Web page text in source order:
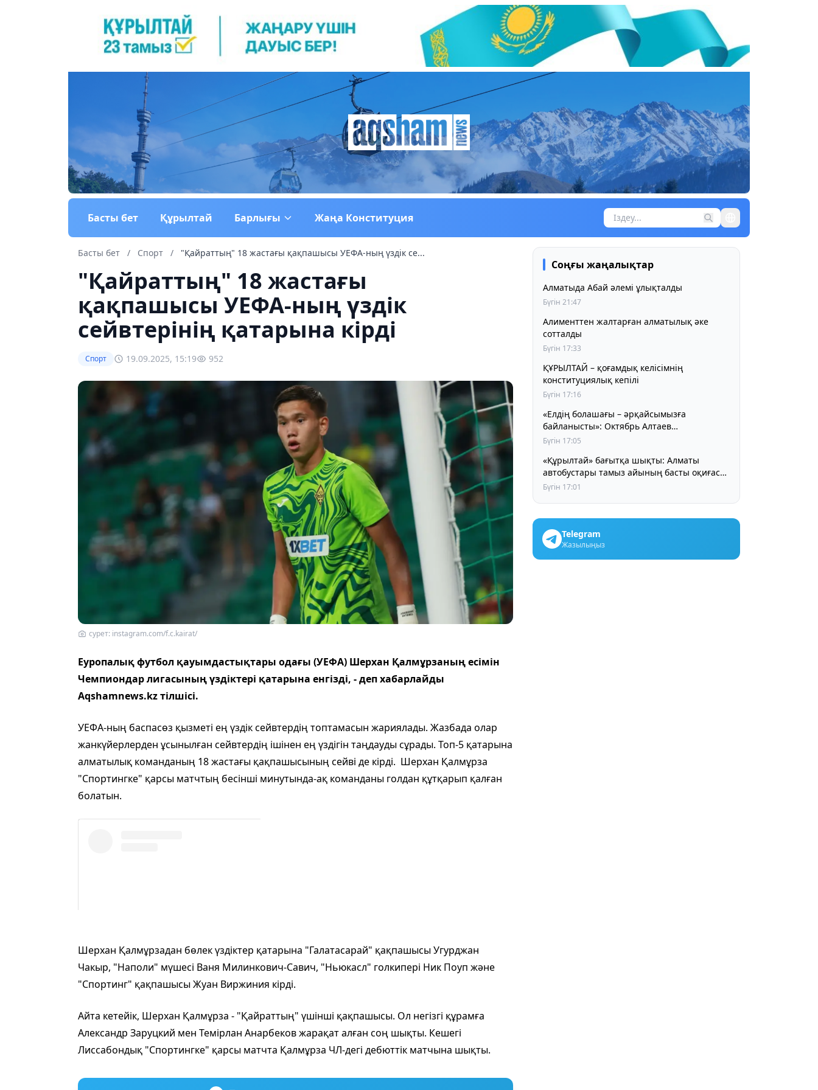
Басты бет Құрылтай Барлығы Жаңа Конституция
Басты бет / Спорт / "Қайраттың" 18 жастағы қақпашысы УЕФА-ның үздік се...
"Қайраттың" 18 жастағы
қақпашысы УЕФА-ның үздік
сейвтерінің қатарына кірді
Спорт 19.09.2025, 15:19 952
сурет: instagram.com/f.c.kairat/
Еуропалық футбол қауымдастықтары одағы (УЕФА) Шерхан Қалмұрзаның есімін
Чемпиондар лигасының үздіктері қатарына енгізді, - деп хабарлайды
Аqshamnews.kz тілшісі.
УЕФА-ның баспасөз қызметі ең үздік сейвтердің топтамасын жариялады. Жазбада олар
жанкүйерлерден ұсынылған сейвтердің ішінен ең үздігін таңдауды сұрады. Топ-5 қатарына
алматылық команданың 18 жастағы қақпашысының сейві де кірді. Шерхан Қалмұрза
"Спортингке" қарсы матчтың бесінші минутында-ақ команданы голдан құтқарып қалған
болатын.
Шерхан Қалмұрзадан бөлек үздіктер қатарына "Галатасарай" қақпашысы Угурджан
Чакыр, "Наполи" мүшесі Ваня Милинкович-Савич, "Ньюкасл" голкипері Ник Поуп және
"Спортинг" қақпашысы Жуан Виржиния кірді.
Айта кетейік, Шерхан Қалмұрза - "Қайраттың" үшінші қақпашысы. Ол негізгі құрамға
Александр Заруцкий мен Темірлан Анарбеков жарақат алған соң шықты. Кешегі
Лиссабондық "Спортингке" қарсы матчта Қалмұрза ЧЛ-дегі дебюттік матчына шықты.
Соңғы жаңалықтар
Алматыда Абай әлемі ұлықталды
Бүгін 21:47
Алименттен жалтарған алматылық әке
сотталды
Бүгін 17:33
ҚҰРЫЛТАЙ – қоғамдық келісімнің
конституциялық кепілі
Бүгін 17:16
«Елдің болашағы – әрқайсымызға
байланысты»: Октябрь Алтаев
қазақстандықтарға маңызды үндеу жасады
Бүгін 17:05
«Құрылтай» бағытқа шықты: Алматы
автобустары тамыз айының басты оқиғасы
туралы айта бастады
Бүгін 17:01
Telegram
Жазылыңыз